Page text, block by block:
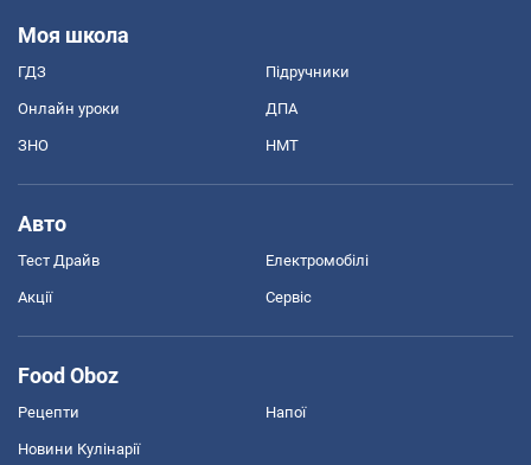
Моя школа
ГДЗ Підручники
Онлайн уроки ДПА
ЗНО НМТ
Авто
Тест Драйв Електромобілі
Акції Сервіс
Food Oboz
Рецепти Напої
Новини Кулінарії